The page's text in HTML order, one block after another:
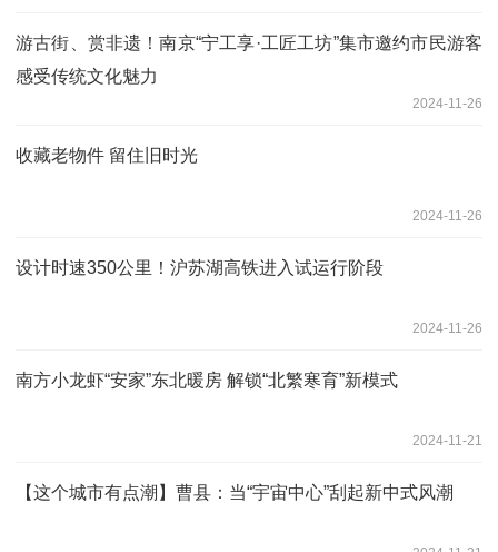
游古街、赏非遗！南京“宁工享·工匠工坊”集市邀约市民游客
感受传统文化魅力
2024-11-26
收藏老物件 留住旧时光
2024-11-26
设计时速350公里！沪苏湖高铁进入试运行阶段
2024-11-26
南方小龙虾“安家”东北暖房 解锁“北繁寒育”新模式
2024-11-21
【这个城市有点潮】曹县：当“宇宙中心”刮起新中式风潮